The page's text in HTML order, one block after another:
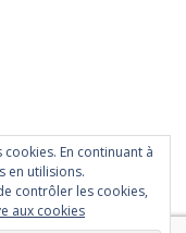
En continuant à
en utilisions.
contrôler les cookies,
aux cookies